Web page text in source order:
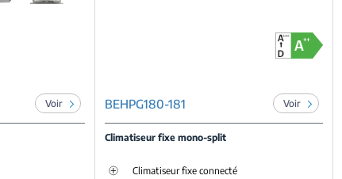
Voir BEHPG180-181 Voir
Climatiseur fixe mono-split
Climatiseur fixe connecté